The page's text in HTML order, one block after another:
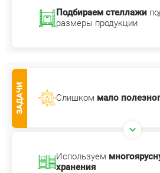
Подбираем стеллажи
размеры продукции
ЗАДАЧИ Слишком мало
Используем
хранения